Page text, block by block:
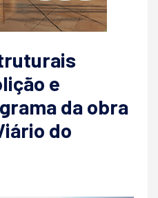
e
da obra
do